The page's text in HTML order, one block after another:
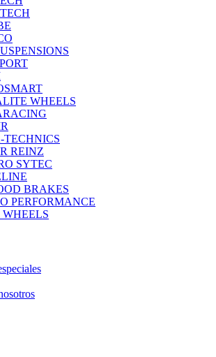
WHEELS
REINZ
SYTEC
BRAKES
PERFORMANCE